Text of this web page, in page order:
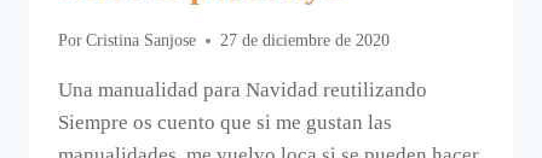
Por Cristina Sanjose 27 de diciembre de 2020
Una manualidad para Navidad reutilizando
Siempre os cuento que si me gustan las